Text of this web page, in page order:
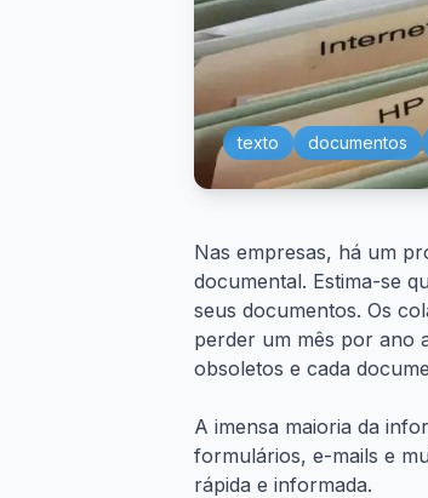
texto documentos
Nas empresas, há um
documental. Estima-se
seus documentos. Os
perder um mês por ano
obsoletos e cada
A imensa maioria da
formulários, e-mails e
rápida e informada.